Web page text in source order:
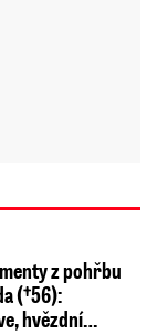
z pohřbu
(†56):
hvězdní…